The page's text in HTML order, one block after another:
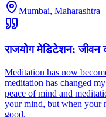
Mumbai, Maharashtra
राजयोग मेडिटेशन: जीवन
Meditation has now
meditation has changed
peace of mind and
your mind, but when your
good.